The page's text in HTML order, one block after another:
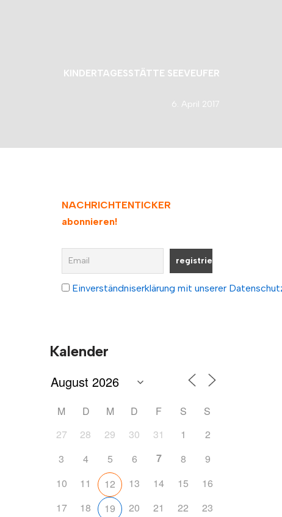
KINDERTAGESSTÄTTE SEEVEUFER
6. April 2017
NACHRICHTENTICKER
abonnieren!
Einverständniserklärung mit unserer
Kalender
M D M D F S
S
27
28 29 30 31 1
2
3
4 5 6 7 8
9
10
11 12 13 14 15
16
17
18 19 20 21 22
23